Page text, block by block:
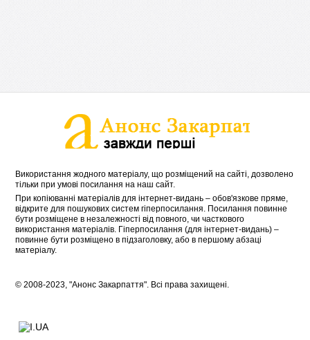
Використання жодного матеріалу, що розміщений на сайті, дозволено
тільки при умові посилання на наш сайт.
При копіюванні матеріалів для інтернет-видань – обов'язкове пряме,
відкрите для пошукових систем гіперпосилання. Посилання повинне
бути розміщене в незалежності від повного, чи часткового
використання матеріалів. Гіперпосилання (для інтернет-видань) –
повинне бути розміщено в підзаголовку, або в першому абзаці
матеріалу.
© 2008-2023, "Анонс Закарпаття". Всі права захищені.